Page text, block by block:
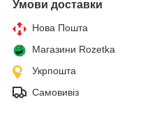
Умови доставки
Нова Пошта
Магазини Rozetka
Укрпошта
Самовивіз